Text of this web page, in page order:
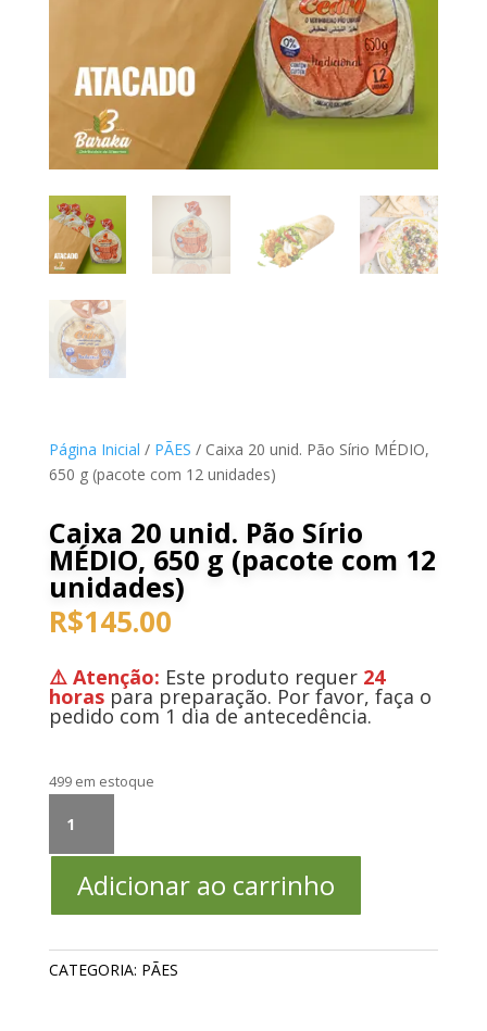
Página Inicial / PÃES / Caixa 20 unid. Pão Sírio MÉDIO,
650 g (pacote com 12 unidades)
Caixa 20 unid. Pão Sírio
MÉDIO, 650 g (pacote com 12
unidades)
R$145.00
⚠️ Atenção: Este produto requer 24
horaspara preparação. Por favor, faça o
pedido com 1 dia de antecedência.
499 em estoque
unid.
650
g
Adicionar ao carrinho
CATEGORIA: PÃES